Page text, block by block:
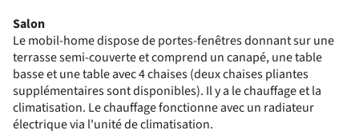
Salon
Le mobil-home dispose de portes-fenêtres donnant sur une
terrasse semi-couverte et comprend un canapé, une table
basse et une table avec 4 chaises (deux chaises pliantes
supplémentaires sont disponibles). Il y a le chauffage et la
climatisation. Le chauffage fonctionne avec un radiateur
électrique via l'unité de climatisation.